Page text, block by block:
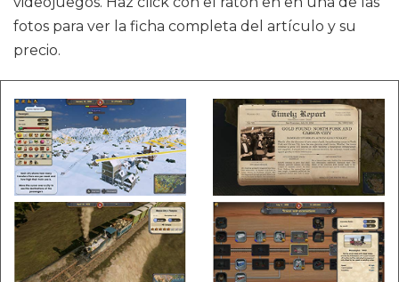
fotos para ver la ficha completa del artículo y su
precio.